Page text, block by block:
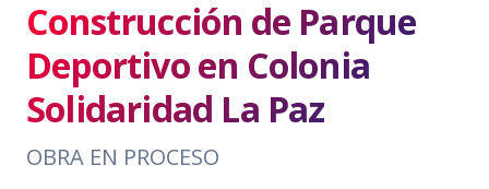
Construcción de Parque
Deportivo en Colonia
Solidaridad La Paz
OBRA EN PROCESO